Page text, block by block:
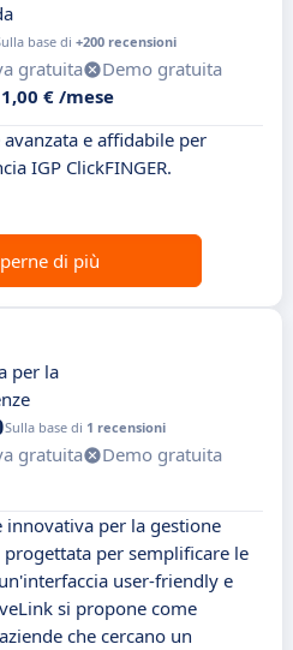
base di +200 recensioni
gratuita
Demo gratuita
1,00 € /mese
e affidabile per
IGP ClickFINGER.
di più
per la
Sulla base di 1 recensioni
gratuita
Demo gratuita
innovativa per la gestione
progettata per semplificare le
user-friendly e
si propone come
che cercano un